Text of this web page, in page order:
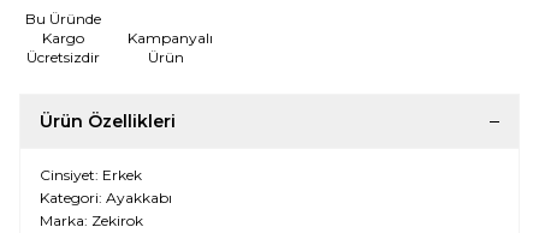
Bu Üründe
Kargo
Ücretsizdir
Kampanyalı
Ürün
Ürün Özellikleri
Cinsiyet: Erkek
Kategori: Ayakkabı
Marka: Zekirok